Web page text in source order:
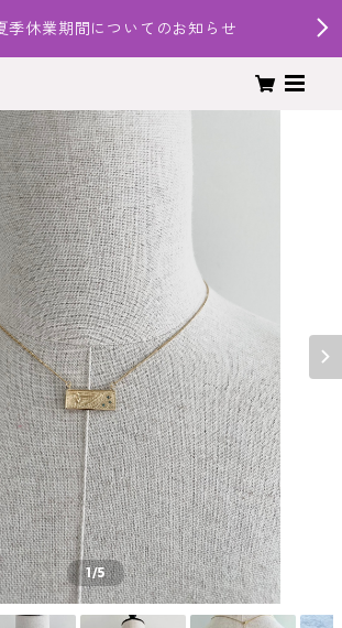
季休業期間についてのお知らせ
1/5